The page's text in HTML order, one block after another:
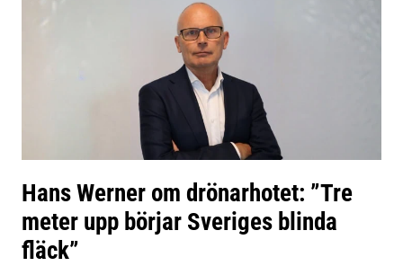
Hans Werner om drönarhotet: ”Tre
meter upp börjar Sveriges blinda
fläck”